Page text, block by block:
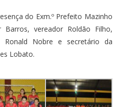
do Exm.º Prefeito Mazinho
Barros, vereador Roldão Filho,
Ronald Nobre e secretário da
Lobato.